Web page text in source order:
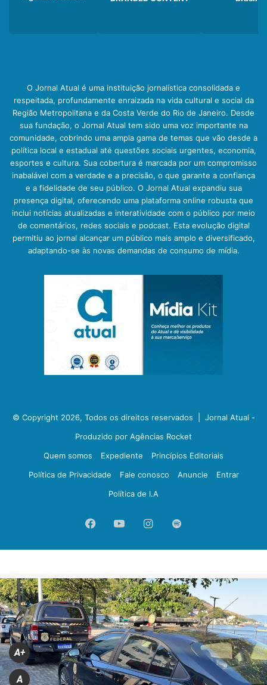
O Jornal Atual é uma instituição jornalística consolidada e
respeitada, profundamente enraizada na vida cultural e social da
Região Metropolitana e da Costa Verde do Rio de Janeiro. Desde
sua fundação, o Jornal Atual tem sido uma voz importante na
comunidade, cobrindo uma ampla gama de temas que vão desde a
política local e estadual até questões sociais urgentes, economia,
esportes e cultura. Sua cobertura é marcada por um compromisso
inabalável com a verdade e a precisão, o que garante a confiança
e a fidelidade de seu público. O Jornal Atual expandiu sua
presença digital, oferecendo uma plataforma online robusta que
inclui notícias atualizadas e interatividade com o público por meio
de comentários, redes sociais e podcast. Esta evolução digital
permitiu ao jornal alcançar um público mais amplo e diversificado,
adaptando-se às novas demandas de consumo de mídia.
© Copyright 2026, Todos os direitos reservados | Jornal Atual -
Produzido por Agências Rocket
Quem somos
Expediente
Princípios Editoriais
Política de Privacidade
Fale conosco Anuncie
Entrar
Política de I.A
FacebookYouTubeInstagram
Spotify
A+
A